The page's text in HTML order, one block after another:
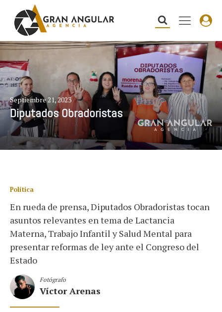
Septiembre 21, 2023
Diputados Obradoristas
Política
En rueda de prensa, Diputados Obradoristas tocan
asuntos relevantes en tema de Lactancia
Materna, Trabajo Infantil y Salud Mental para
presentar reformas de ley ante el Congreso del
Estado
Fotógrafo
Víctor Arenas